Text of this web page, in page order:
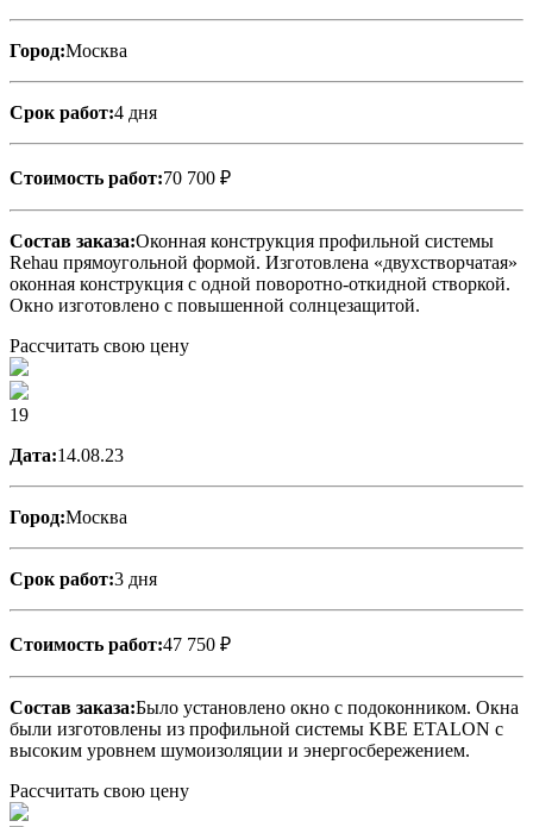
Город:Москва
Срок работ:4 дня
Стоимость работ:70 700 ₽
Состав заказа:Оконная конструкция профильной системы
Rehau прямоугольной формой. Изготовлена «двухстворчатая»
оконная конструкция с одной поворотно-откидной створкой.
Окно изготовлено с повышенной солнцезащитой.
Рассчитать свою цену
19
Дата:14.08.23
Город:Москва
Срок работ:3 дня
Стоимость работ:47 750 ₽
Состав заказа:Было установлено окно с подоконником. Окна
были изготовлены из профильной системы KBE ETALON с
высоким уровнем шумоизоляции и энергосбережением.
Рассчитать свою цену